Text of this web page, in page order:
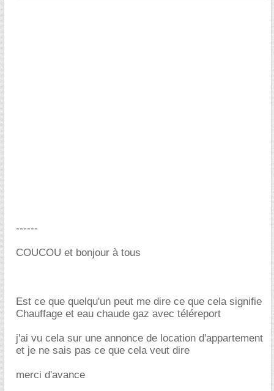
------
COUCOU et bonjour à tous
Est ce que quelqu'un peut me dire ce que cela signifie
Chauffage et eau chaude gaz avec téléreport
j'ai vu cela sur une annonce de location d'appartement
et je ne sais pas ce que cela veut dire
merci d'avance